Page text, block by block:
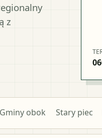
z
Gminy obok Stary piec